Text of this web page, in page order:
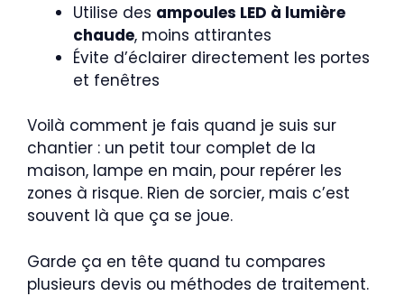
Utilise des ampoules LED à lumière
chaude, moins attirantes
Évite d’éclairer directement les portes
et fenêtres
Voilà comment je fais quand je suis sur
chantier : un petit tour complet de la
maison, lampe en main, pour repérer les
zones à risque. Rien de sorcier, mais c’est
souvent là que ça se joue.
Garde ça en tête quand tu compares
plusieurs devis ou méthodes de traitement.